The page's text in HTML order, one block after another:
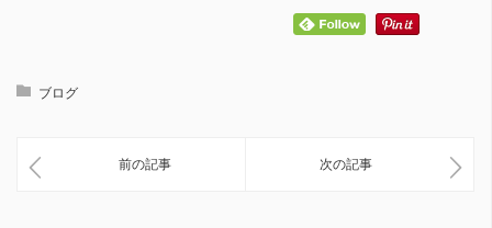
ブログ
前の記事 次の記事